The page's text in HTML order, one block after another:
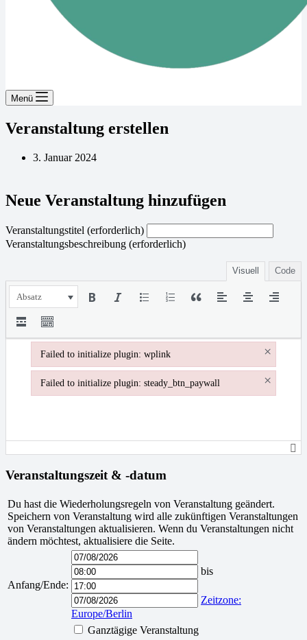
Menü
Veranstaltung erstellen
3. Januar 2024
Neue Veranstaltung hinzufügen
Veranstaltungstitel (erforderlich)
Veranstaltungsbeschreibung (erforderlich)
Visuell Code
Absatz
Veranstaltungszeit & -datum
Du hast die Wiederholungsregeln von Veranstaltung geändert.
Speichern von Veranstaltung wird alle zukünftigen Veranstaltungen
von Veranstaltungen aktualisieren. Wenn du Veranstaltungen nicht
ändern möchtest, aktualisiere die Seite.
Anfang/Ende:
Anfangsdatum
der
Veranstaltung
der
bis
Veranstaltung
der
Zeitzone:
Europe/Berlin
Ganztägige Veranstaltung
Failed to initialize plugin: wplink ×
Failed to initialize plugin: wplink
Failed to initialize plugin: steady_btn_paywall
×
Failed to initialize plugin: steady_btn_paywall